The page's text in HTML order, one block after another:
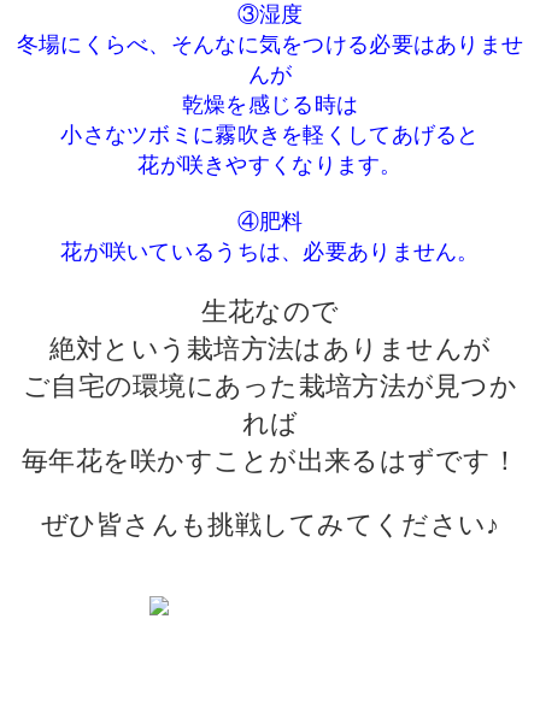
③湿度
冬場にくらべ、そんなに気をつける必要はありませ
んが
乾燥を感じる時は
小さなツボミに霧吹きを軽くしてあげると
花が咲きやすくなります。
④肥料
花が咲いているうちは、必要ありません。
生花なので
絶対という栽培方法はありませんが
ご自宅の環境にあった栽培方法が見つか
れば
毎年花を咲かすことが出来るはずです！
ぜひ皆さんも挑戦してみてください♪